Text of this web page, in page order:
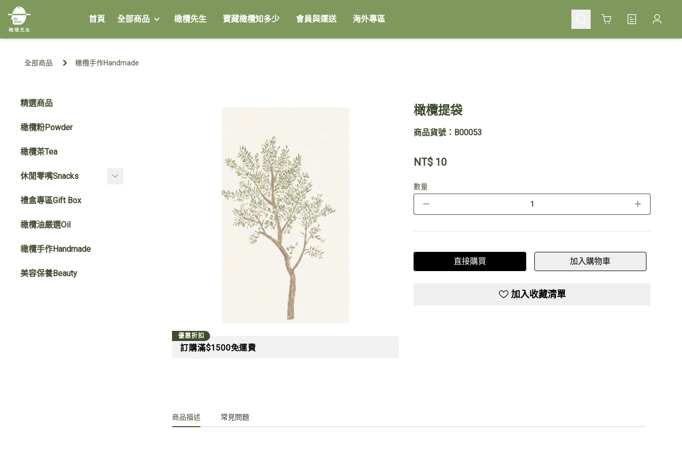
首頁 全部商品 橄欖先生 寶藏橄欖知多少 會員與運送 海外專區 Cart
全部商品 橄欖手作Handmade
精選商品
橄欖粉Powder
橄欖茶Tea
休閒零嘴Snacks
橄欖糖Sugar
大罐蜜餞
禮盒專區Gift Box
橄欖油嚴選Oil
橄欖手作Handmade
美容保養Beauty
優惠折扣
訂購滿$1500免運費
橄欖提袋
商品貨號：B00053
NT$ 10
數量
－ ＋
直接購買 加入購物車
加入收藏清單
商品描述 常見問題